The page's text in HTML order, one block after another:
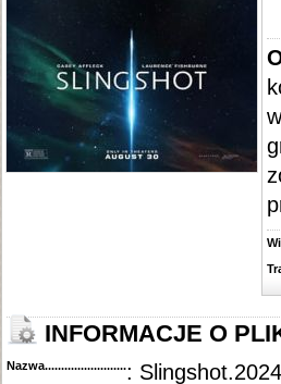
INFORMACJE O
Nazwa.............................................
: